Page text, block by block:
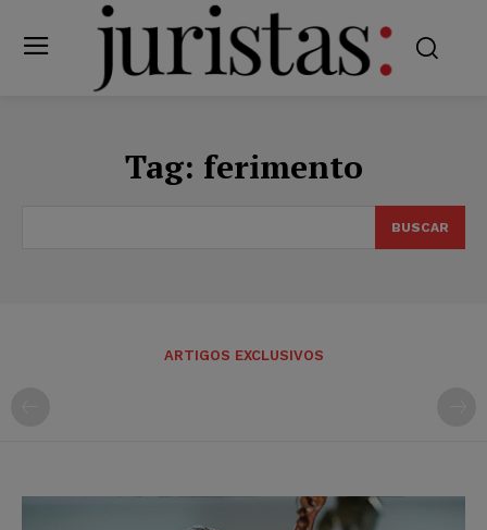
Tag: ferimento
BUSCAR
ARTIGOS EXCLUSIVOS